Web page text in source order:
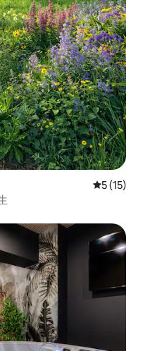
平均评分
5 (15)